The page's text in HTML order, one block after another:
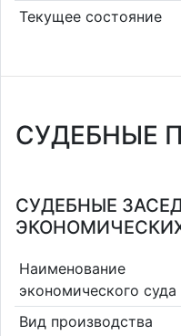
Текущее состояние
СУДЕБНЫЕ
СУДЕБНЫЕ
Наименование
экономического суда
Вид производства